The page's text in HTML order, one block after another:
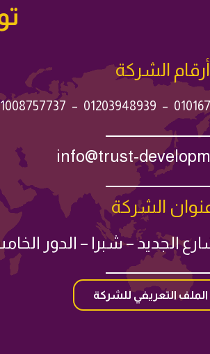
أرقام الشركة
–
01203948939
–
info@trust-
الشركة
التعريفي للشركة